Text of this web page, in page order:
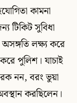
কামনা
টিকিট সুবিধা
লক্ষ্য করে
পুলিশ। যাচাই
নন, বরং ভুয়া
করছিলেন।